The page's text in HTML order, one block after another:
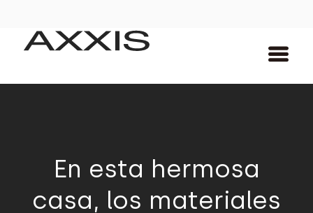
En esta hermosa
casa, los materiales